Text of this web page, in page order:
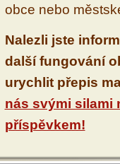
obce nebo
Nalezli jste
další fungování
urychlit přepis
nás svými silami
příspěvkem!